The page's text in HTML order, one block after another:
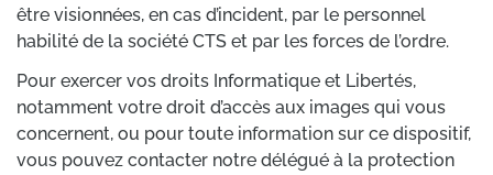
être visionnées, en cas d’incident, par le personnel
habilité de la société CTS et par les forces de l’ordre.
Pour exercer vos droits Informatique et Libertés,
notamment votre droit d’accès aux images qui vous
concernent, ou pour toute information sur ce dispositif,
vous pouvez contacter notre délégué à la protection